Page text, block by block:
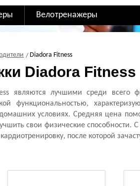
Велотренажеры
Diadora Fitness
Diadora Fitness
являются лучшими среди всего
функциональностью,
условиях. Средняя цена
свои физические
после которой